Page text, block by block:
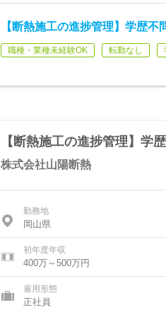
【断熱施工の進捗管理】学歴
職種・業種未経験OK 転勤なし
【断熱施工の進捗管理】学
株式会社山陽断熱
勤務地
岡山県
初年度年収
400万～500万円
雇用形態
正社員